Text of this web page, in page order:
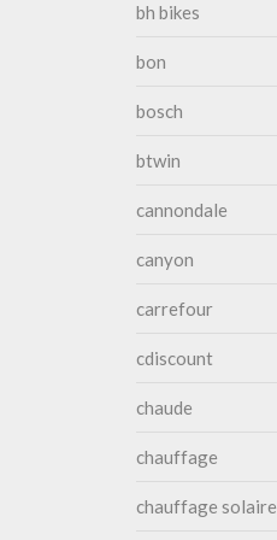
bh bikes
bon
bosch
btwin
cannondale
canyon
carrefour
cdiscount
chaude
chauffage
chauffage solaire